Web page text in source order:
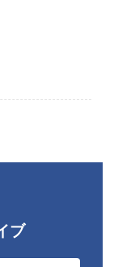
ブ